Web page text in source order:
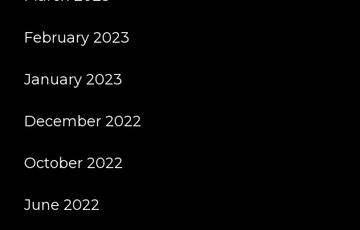
February 2023
January 2023
December 2022
October 2022
June 2022